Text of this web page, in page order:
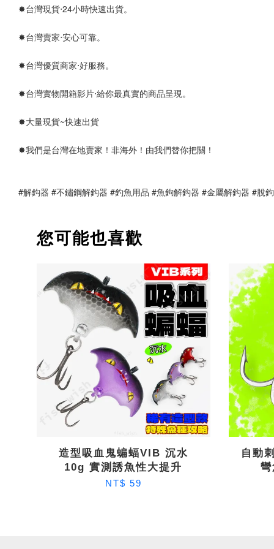
✸台灣現貨‧24小時快速出貨。
✸台灣賣家‧安心可靠。
✸台灣優質商家‧好服務。
✸台灣實物開箱影片‧給你最真實的商品呈現。
✸大量現貨~快速出貨
✸我們是台灣在地賣家！非海外！由我們替你把關！
#解鈎器 #不鏽鋼解鈎器 #釣魚用品 #魚鉤解鈎器 #金屬解鈎器 #脫
您可能也喜歡
造型吸血鬼蝙蝠VIB 沉水
10g 實測誘魚性大提升
NT$ 59
自動